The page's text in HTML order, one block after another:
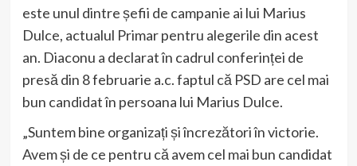
este unul dintre șefii de campanie ai lui Marius
Dulce, actualul Primar pentru alegerile din acest
an. Diaconu a declarat în cadrul conferinței de
presă din 8 februarie a.c. faptul că PSD are cel mai
bun candidat în persoana lui Marius Dulce.
„Suntem bine organizați și încrezători în victorie.
Avem și de ce pentru că avem cel mai bun candidat